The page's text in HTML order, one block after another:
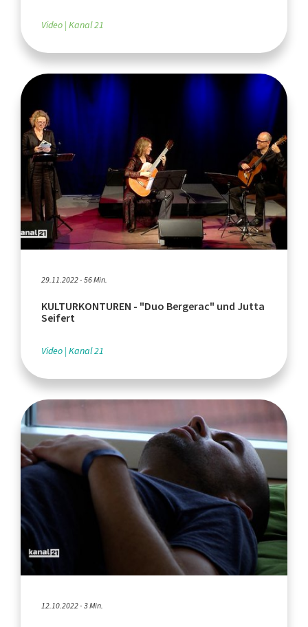
Video Kanal 21
29.11.2022 - 56 Min.
KULTURKONTUREN - "Duo Bergerac" und Jutta
Seifert
Video Kanal 21
12.10.2022 - 3 Min.